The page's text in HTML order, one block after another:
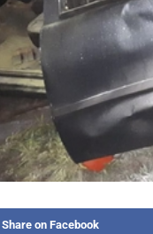
Share on Facebook